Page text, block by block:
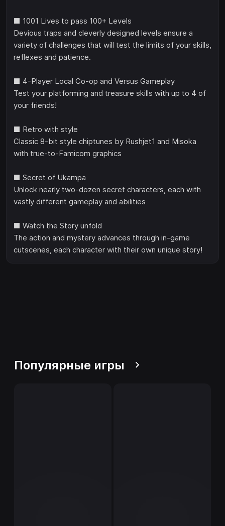
■ 1001 Lives to pass 100+ Levels
Devious traps and cleverly designed levels ensure a
variety of challenges that will test the limits of your skills,
reflexes and patience.
■ 4-Player Local Co-op and Versus Gameplay
Test your platforming and treasure skills with up to 4 of
your friends!
■ Retro with style
Classic 8-bit style chiptunes by Rushjet1 and Misoka
with true-to-Famicom graphics
■ Secret of Ukampa
Unlock nearly two-dozen secret characters, each with
vastly different gameplay and abilities
■ Watch the Story unfold
The action and mystery advances through in-game
cutscenes, each character with their own unique story!
Популярные игры